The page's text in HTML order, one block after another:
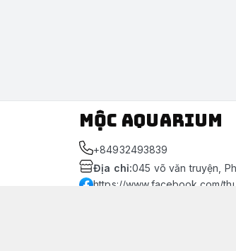
Mộc Aquarium
+84932493839
Địa chỉ:045 võ văn truyện,
https://www.facebook.com/